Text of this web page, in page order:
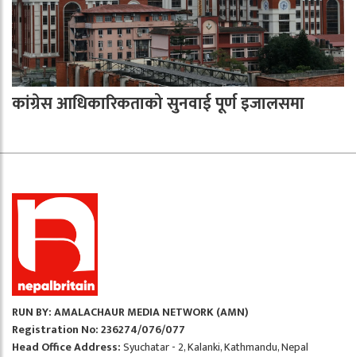
कांग्रेस आधिकारिकताको सुनवाई पूर्ण इजालसमा
RUN BY: AMALACHAUR MEDIA NETWORK (AMN)
Registration No: 236274/076/077
Head Office Address:Syuchatar - 2, Kalanki, Kathmandu, Nepal